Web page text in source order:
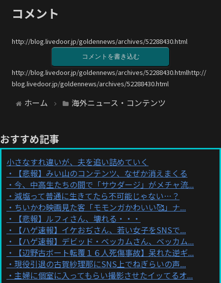
コメント
http://blog.livedoor.jp/goldennews/archives/52288430.html
コメントを書き込む
http://blog.livedoor.jp/goldennews/archives/52288430.htmlhttp://
blog.livedoor.jp/goldennews/archives/52288430.html
ホーム 海外ニュース・コンテンツ
おすすめ記事
小さなすれ違いが、夫を追い詰めていく
【悲報】みい山のコンテンツ、なぜか消えまくる
今、中高生たちの間で「サウダージ」がメチャ流...
減塩って普通に生きてたら不可能じゃない…？
ちいかわ映画見た客「モモンガかわいい🥰」ナ...
【悲報】ルフィさん、壊れる・・・
【ハゲ速報】イケおぢさん、若い女子をSNSで...
【ハゲ速報】デビッド・ベッカムさん、ベッカム...
【辺野古ボート転覆１６人死傷事故】呆れた逆ギ...
現役引退の古賀紗理那にSNS上でねぎらいの声...
主婦に個室に入ってもらい撮影させたイッてるオ...